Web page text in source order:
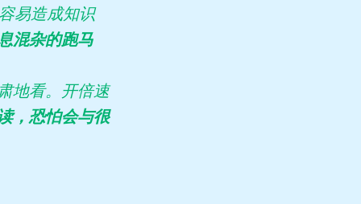
易造成知识
混杂的跑马
地看。开倍速
，恐怕会与很